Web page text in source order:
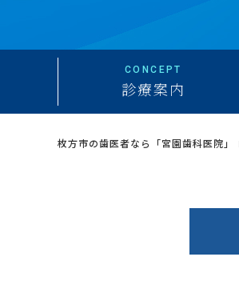
CONCEPT
診療案内
枚方市の歯医者なら「宮園歯科医院」